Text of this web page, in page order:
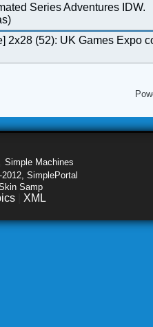
Series Adventures IDW.
2x28 (52): UK Games Expo
Simple Machines
SimplePortal
Samp
XML